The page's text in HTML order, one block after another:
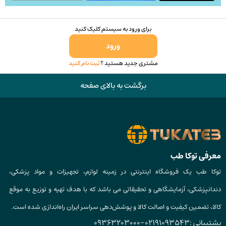
برای ورود به سیستم کلیک کنید
ورود
مشتری جدید هستید ؟ثبت نام کنید
برگشت به بالای صفحه
معرفی توکا طب
توکا طب یک فروشگاه اینترنتی در زمینه لوازم، تجهیزات و مواد پزشکی،
دندانپزشکی، آزمایشگاهی و تحقیقاتی می باشد که با هدف تهیه و توزیع به موقع
کالا، تضمین کیفیت و اصالت کالا و پوشش‌دهی سراسر ایران راه‌اندازی شده است.
پشتیبانی :02191093543
-
09363203000